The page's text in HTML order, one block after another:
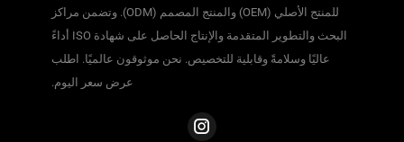
للمنتج الأصلي (OEM) والمنتج المصمم (ODM). وتضمن مراكز
البحث والتطوير المتقدمة والإنتاج الحاصل على شهادة ISO أداءً
عاليًا وسلامةً وقابلية للتخصيص. نحن موثوقون عالميًا. اطلب
عرض سعر اليوم.